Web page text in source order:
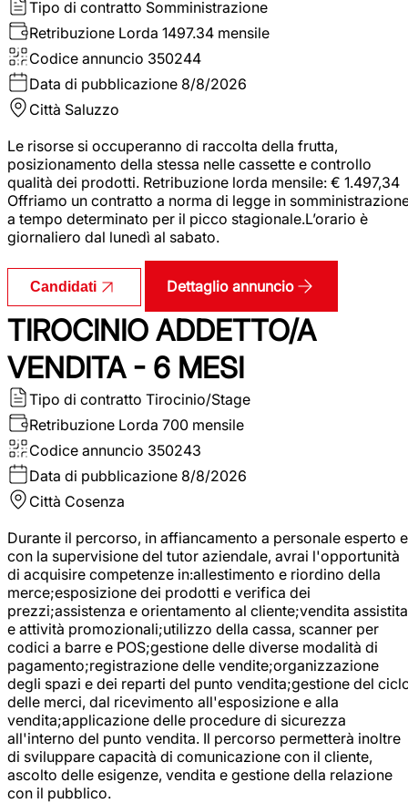
Tipo di contratto Somministrazione
Retribuzione Lorda 1497.34 mensile
Codice annuncio 350244
Data di pubblicazione 8/8/2026
Città Saluzzo
Le risorse si occuperanno di raccolta della frutta,
posizionamento della stessa nelle cassette e controllo
qualità dei prodotti. Retribuzione lorda mensile: € 1.497,34
Offriamo un contratto a norma di legge in
a tempo determinato per il picco stagionale.L’orario è
giornaliero dal lunedì al sabato.
Candidati Dettaglio annuncio
TIROCINIO ADDETTO/A
VENDITA - 6 MESI
Tipo di contratto Tirocinio/Stage
Retribuzione Lorda 700 mensile
Codice annuncio 350243
Data di pubblicazione 8/8/2026
Città Cosenza
Durante il percorso, in affiancamento a personale esperto e
con la supervisione del tutor aziendale, avrai l'opportunità
di acquisire competenze in:allestimento e riordino della
merce;esposizione dei prodotti e verifica dei
prezzi;assistenza e orientamento al cliente;vendita assistita
e attività promozionali;utilizzo della cassa, scanner per
codici a barre e POS;gestione delle diverse modalità di
pagamento;registrazione delle vendite;organizzazione
degli spazi e dei reparti del punto vendita;gestione del
delle merci, dal ricevimento all'esposizione e alla
vendita;applicazione delle procedure di sicurezza
all'interno del punto vendita. Il percorso permetterà inoltre
di sviluppare capacità di comunicazione con il cliente,
ascolto delle esigenze, vendita e gestione della relazione
con il pubblico.